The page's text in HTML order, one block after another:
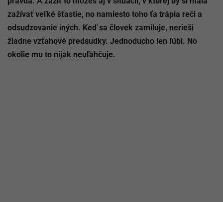
zažívať veľké šťastie, no namiesto toho ťa trápia reči a
odsudzovanie iných. Keď sa človek zamiluje, nerieši
žiadne vzťahové predsudky. Jednoducho len ľúbi. No
okolie mu to nijak neuľahčuje.